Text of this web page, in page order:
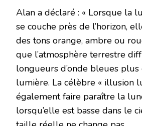
Alan a déclaré : « Lorsque la
se couche près de l’horizon,
des tons orange, ambre ou
que l’atmosphère terrestre
longueurs d’onde bleues
lumière. La célèbre « illusion
également faire paraître la
lorsqu’elle est basse dans le